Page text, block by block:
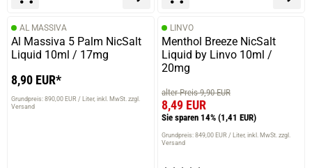
AL MASSIVA
Al Massiva 5 Palm NicSalt
Liquid 10ml / 17mg
8,90 EUR*
Grundpreis: 890,00 EUR / Liter inkl. MwSt. zzgl.
Versand
LINVO
Menthol Breeze NicSalt
Liquid by Linvo 10ml /
20mg
alter Preis 9,90 EUR
8,49 EUR
Sie sparen 14% (1,41 EUR)
Grundpreis: 849,00 EUR / Liter inkl. MwSt. zzgl.
Versand